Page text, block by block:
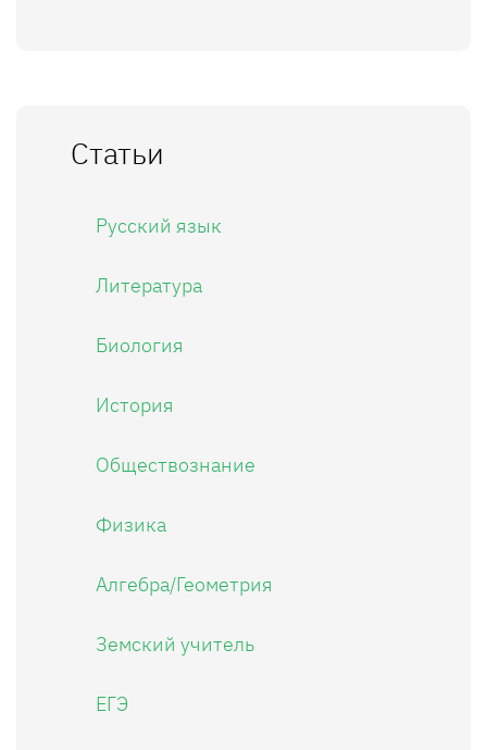
Статьи
Русский язык
Литература
Биология
История
Обществознание
Физика
Алгебра/Геометрия
Земский учитель
ЕГЭ